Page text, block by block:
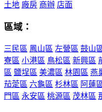
土地 廠房 商辦 店面
區域：
三民區 鳳山區 左營區 鼓山
寮區 小港區 鳥松區 新興區
區 鹽埕區 美濃區 林園區 燕
茄萣區 六龜區 杉林區 阿蓮
門區 永安區 桃源區 茂林區